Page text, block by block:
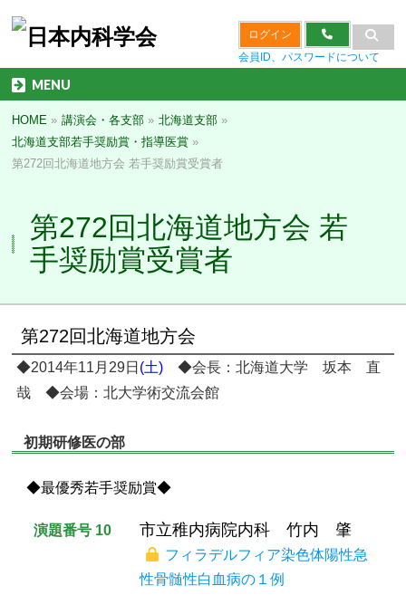
ログイン
会員ID、パスワードについて
MENU
HOME » 講演会・各支部 » 北海道支部 »
北海道支部若手奨励賞・指導医賞 »
第272回北海道地方会 若手奨励賞受賞者
第272回北海道地方会 若
手奨励賞受賞者
第272回北海道地方会
◆2014年11月29日 (土) ◆会長：北海道大学 坂本 直
哉 ◆会場：北大学術交流会館
初期研修医の部
◆最優秀若手奨励賞◆
演題番号 10 市立稚内病院内科 竹内 肇
フィラデルフィア染色体陽性急
性骨髄性白血病の１例